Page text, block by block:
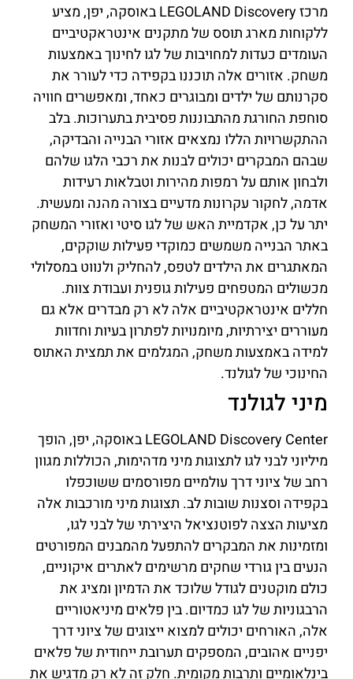
מרכז LEGOLAND Discovery באוסקה, יפן, מציע
ללקוחות מארג תוסס של מתקנים אינטראקטיביים
העומדים כעדות למחויבות של לגו לחינוך באמצעות
משחק. אזורים אלה תוכננו בקפידה כדי לעורר את
סקרנותם של ילדים ומבוגרים כאחד, ומאפשרים חוויה
סוחפת החורגת מהתבוננות פסיבית בתערוכות. בלב
ההתקשרויות הללו נמצאים אזורי הבנייה והבדיקה,
שבהם המבקרים יכולים לבנות את רכבי הלגו שלהם
ולבחון אותם על רמפות מהירות וטבלאות רעידות
אדמה, לחקור עקרונות מדעיים בצורה מהנה ומעשית.
יתר על כן, אקדמיית האש של לגו סיטי ואזורי המשחק
באתר הבנייה משמשים כמוקדי פעילות שוקקים,
המאתגרים את הילדים לטפס, להחליק ולנווט במסלולי
מכשולים המטפחים פעילות גופנית ועבודת צוות.
חללים אינטראקטיביים אלה לא רק מבדרים אלא גם
מעוררים יצירתיות, מיומנויות לפתרון בעיות וחדוות
למידה באמצעות משחק, המגלמים את תמצית האתוס
החינוכי של לגולנד.
מיני לגולנד
LEGOLAND Discovery Center באוסקה, יפן, הופך
מיליוני לבני לגו לתצוגות מיני מדהימות, הכוללות מגוון
רחב של ציוני דרך עולמיים מפורסמים ששוכפלו
בקפידה וסצנות שובות לב. תצוגות מיני מורכבות אלה
מציעות הצצה לפוטנציאל היצירתי של לבני לגו,
ומזמינות את המבקרים להתפעל מהמבנים המפורטים
הנעים בין גורדי שחקים מרשימים לאתרים איקוניים,
כולם מוקטנים לגודל שלוכד את הדמיון ומציג את
הרבגוניות של לגו כמדיום. בין פלאים מיניאטוריים
אלה, האורחים יכולים למצוא ייצוגים של ציוני דרך
יפניים אהובים, המספקים תערובת ייחודית של פלאים
בינלאומיים ותרבות מקומית. חלק זה לא רק מדגיש את